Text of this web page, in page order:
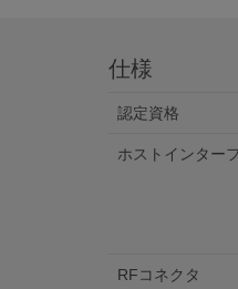
仕様
認定資格
ホストインター
RFコネクタ